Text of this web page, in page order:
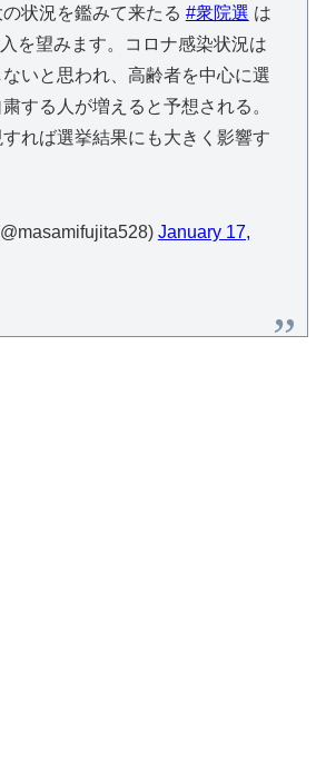
状況を鑑みて来たる #衆院選 は
を望みます。コロナ感染状況は
いと思われ、高齢者を中心に選
する人が増えると予想される。
れば選挙結果にも大きく影響す
January 17,